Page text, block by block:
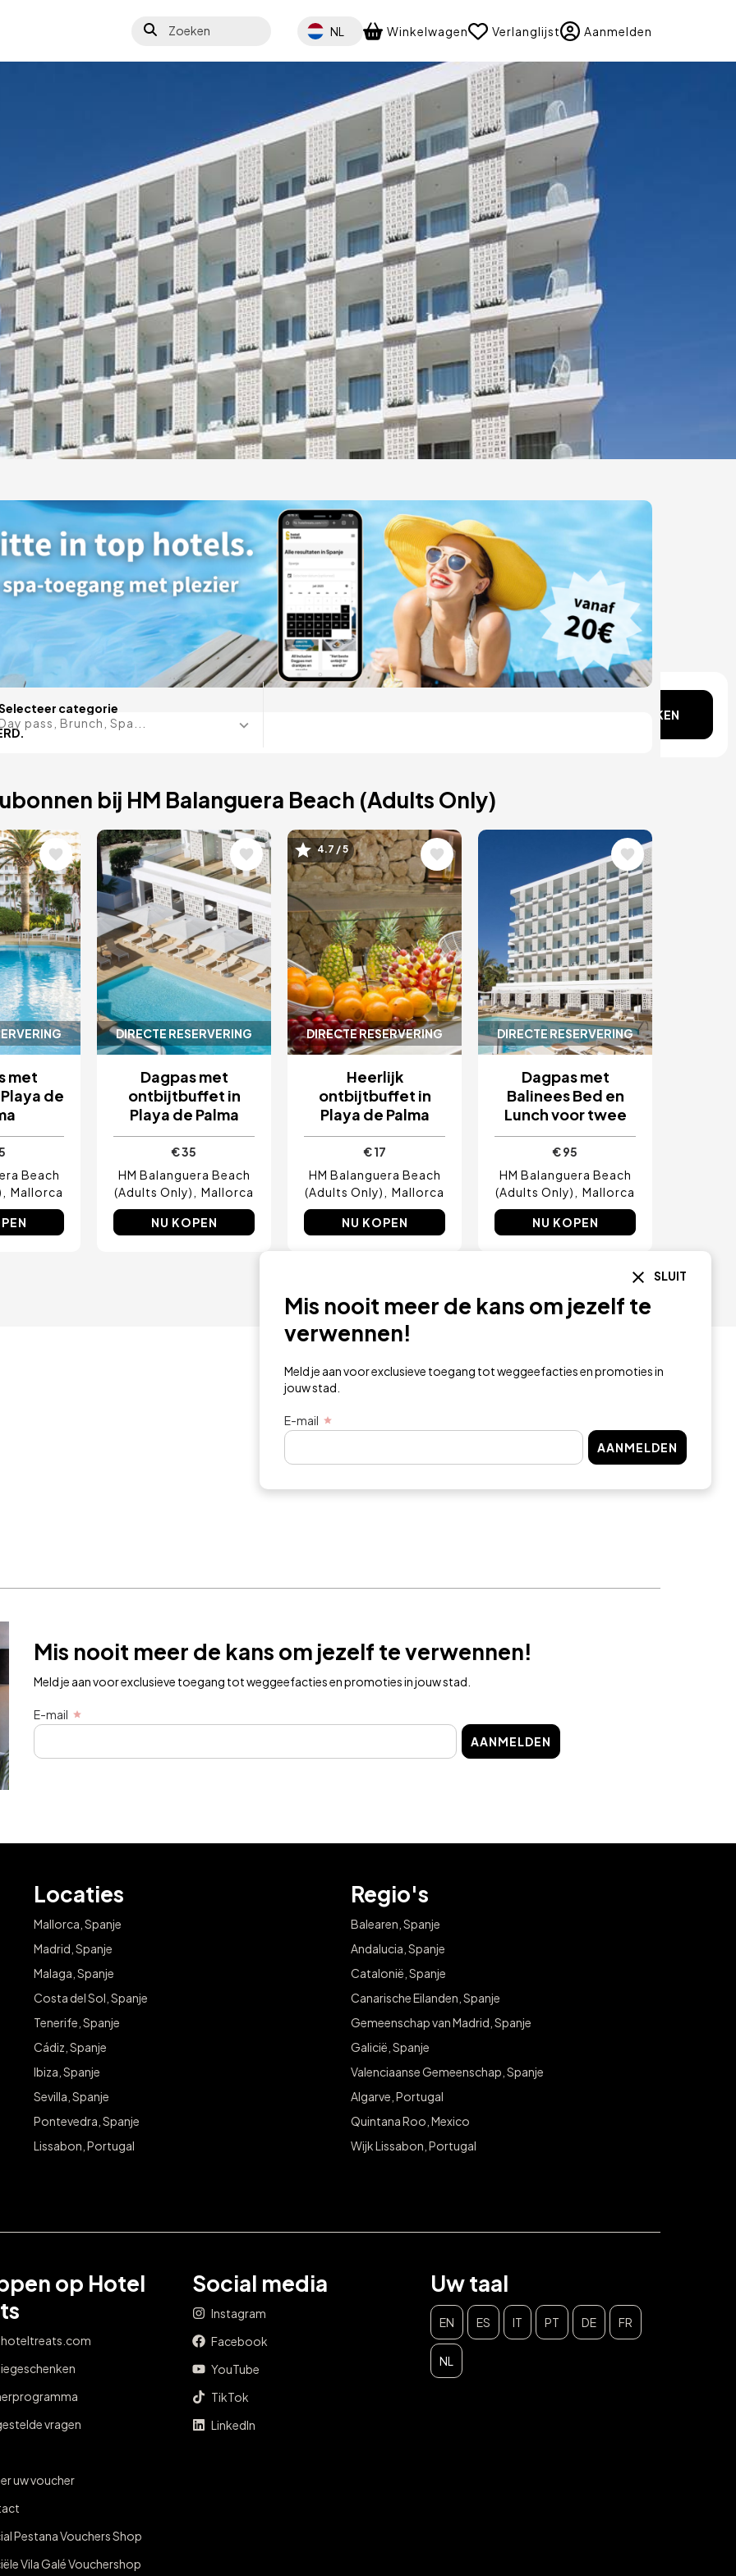
Zoeken Select your language
NL Winkelwagen Verlanglijst Aanmelden
en charmante
karakter dat
categorie
Day pass, Brunch, Spa...
ZOEKEN
bij HM Balanguera Beach (Adults Only)
met
de
Beach
Mallorca
DIRECTE RESERVERING
Afbeelding
Dagpas met
ontbijtbuffet in
Playa de Palma
€ 35
HM Balanguera Beach
(Adults Only)
Mallorca
NU KOPEN
DIRECTE RESERVERING
Afbeelding
4.7 / 5
Heerlijk
ontbijtbuffet in
Playa de Palma
€ 17
HM Balanguera Beach
(Adults Only)
Mallorca
NU KOPEN
DIRECTE RESERVERING
Dagpas met
Balinees Bed en
Lunch voor twee
€ 95
HM Balanguera Beach
(Adults Only)
Mallorca
NU KOPEN
Mis nooit meer de kans om jezelf te verwennen!
Meld je aan voor exclusieve toegang tot weggeefacties en promoties in jouw stad.
E-mail
AANMELDEN
Locaties
Mallorca, Spanje
Madrid, Spanje
Malaga, Spanje
Costa del Sol, Spanje
Tenerife, Spanje
Cádiz, Spanje
Ibiza, Spanje
Sevilla, Spanje
Pontevedra, Spanje
Lissabon, Portugal
Regio's
Balearen, Spanje
Andalucia, Spanje
Catalonië, Spanje
Canarische Eilanden, Spanje
Gemeenschap van Madrid, Spanje
Galicië, Spanje
Valenciaanse Gemeenschap, Spanje
Algarve, Portugal
Quintana Roo, Mexico
Wijk Lissabon, Portugal
op Hotel
hoteltreats.com
vragen
uw voucher
Pestana Vouchers Shop
Vila Galé Vouchershop
Social media
Instagram
Facebook
YouTube
TikTok
LinkedIn
Uw taal
EN ES IT PT DE FR
NL
SLUIT
Mis nooit meer de kans om jezelf te
verwennen!
Meld je aan voor exclusieve toegang tot weggeefacties en promoties in
jouw stad.
E-mail
AANMELDEN